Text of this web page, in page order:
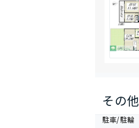
その他
駐車/駐輪